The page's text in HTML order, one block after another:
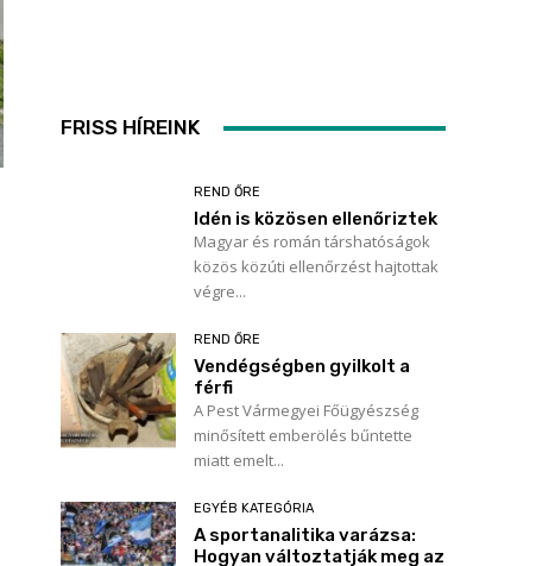
FRISS HÍREINK
REND ŐRE
Idén is közösen ellenőriztek
Magyar és román társhatóságok
közös közúti ellenőrzést hajtottak
végre...
REND ŐRE
Vendégségben gyilkolt a
férfi
A Pest Vármegyei Főügyészség
minősített emberölés bűntette
miatt emelt...
EGYÉB KATEGÓRIA
A sportanalitika varázsa:
Hogyan változtatják meg az